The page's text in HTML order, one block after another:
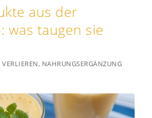
aus der
was taugen sie
, NAHRUNGSERGÄNZUNG